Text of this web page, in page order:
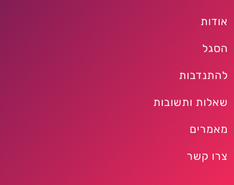
אודות
הסגל
להתנדבות
שאלות ותשובות
מאמרים
צרו קשר